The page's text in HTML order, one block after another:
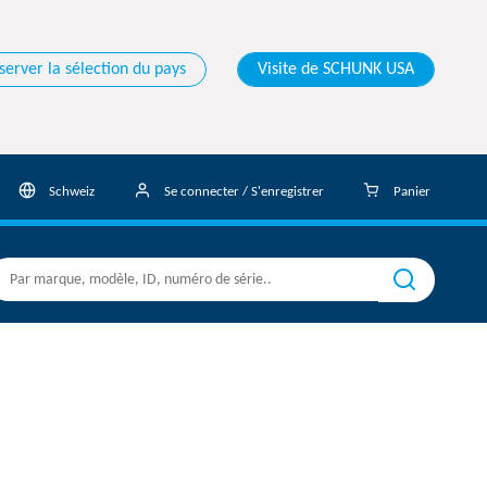
la sélection du pays Visite de SCHUNK USA
Schweiz Se connecter / S'enregistrer Panier